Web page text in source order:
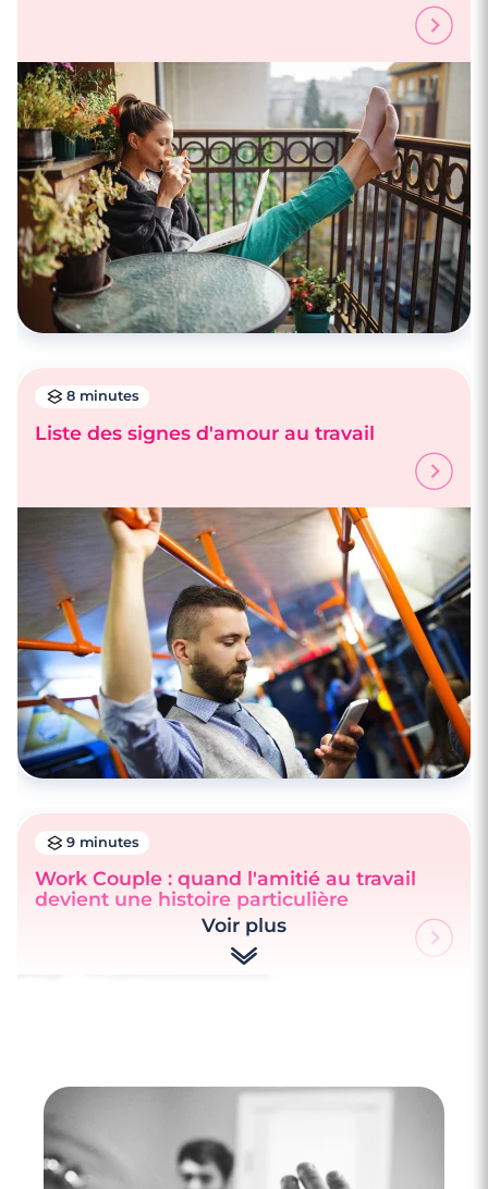
8 minutes
Liste des signes d'amour au travail
9 minutes
Work Couple : quand l'amitié au travail
devient une histoire particulière
Voir plus